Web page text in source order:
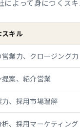
よって身につくスキ
スキル
業力、クロージング力
案、紹介営業
、採用市場理解
、採用マーケティング